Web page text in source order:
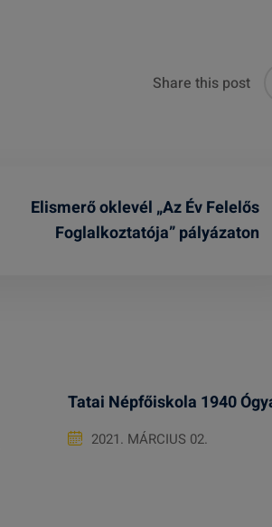
Share this post
Elismerő oklevél „Az Év Felelős
Foglalkoztatója” pályázaton
Tatai Népfőiskola 1940
2021. MÁRCIUS 02.